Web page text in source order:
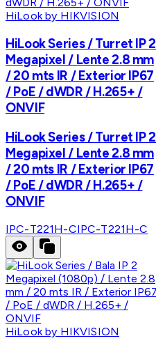
HiLook by HIKVISION
HiLook Series / Turret IP 2
Megapixel / Lente 2.8 mm
/ 20 mts IR / Exterior IP67
/ PoE / dWDR / H.265+ /
ONVIF
HiLook Series / Turret IP 2
Megapixel / Lente 2.8 mm
/ 20 mts IR / Exterior IP67
/ PoE / dWDR / H.265+ /
ONVIF
IPC-T221H-CIPC-T221H-C
HiLook by HIKVISION